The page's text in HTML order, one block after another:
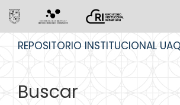
REPOSITORIO INSTITUCIONAL UAQ
Buscar